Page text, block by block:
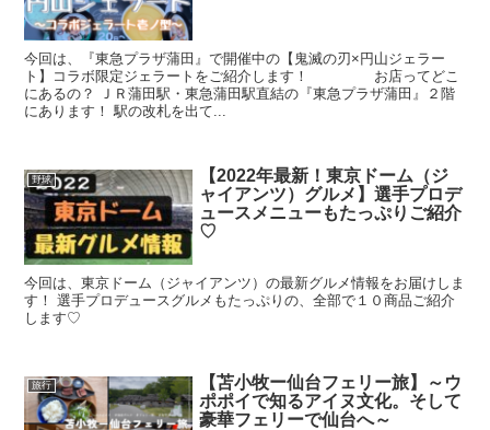
今回は、『東急プラザ蒲田』で開催中の【鬼滅の刃×円山ジェラー
ト】コラボ限定ジェラートをご紹介します！ お店ってどこ
にあるの？ ＪＲ蒲田駅・東急蒲田駅直結の『東急プラザ蒲田』２階
にあります！ 駅の改札を出て...
野球
【2022年最新！東京ドーム（ジ
ャイアンツ）グルメ】選手プロデ
ュースメニューもたっぷりご紹介
♡
今回は、東京ドーム（ジャイアンツ）の最新グルメ情報をお届けしま
す！ 選手プロデュースグルメもたっぷりの、全部で１０商品ご紹介
します♡
旅行
【苫小牧ー仙台フェリー旅】～ウ
ポポイで知るアイヌ文化。そして
豪華フェリーで仙台へ～